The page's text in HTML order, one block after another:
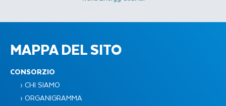
MAPPA DEL SITO
CONSORZIO
› CHI SIAMO
› ORGANIGRAMMA